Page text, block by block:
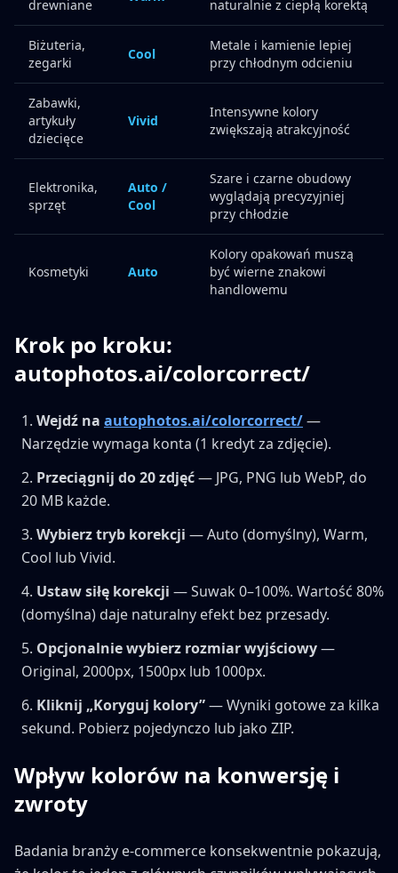
drewniane naturalnie z ciepłą korektą
Biżuteria,
zegarki
Cool
Metale i kamienie lepiej
przy chłodnym odcieniu
Zabawki,
artykuły
dziecięce
Vivid
Intensywne kolory
zwiększają atrakcyjność
Elektronika,
sprzęt
Auto /
Cool
Szare i czarne obudowy
wyglądają precyzyjniej
przy chłodzie
Kosmetyki Auto
Kolory opakowań muszą
być wierne znakowi
handlowemu
Krok po kroku:
autophotos.ai/colorcorrect/
Wejdź na autophotos.ai/colorcorrect/—
Narzędzie wymaga konta (1 kredyt za zdjęcie).
Przeciągnij do 20 zdjęć— JPG, PNG lub WebP, do
20 MB każde.
Wybierz tryb korekcji — Auto (domyślny), Warm,
Cool lub Vivid.
Ustaw siłę korekcji — Suwak 0–100%. Wartość 80%
(domyślna) daje naturalny efekt bez przesady.
Opcjonalnie wybierz rozmiar wyjściowy—
Original, 2000px, 1500px lub 1000px.
Kliknij „Koryguj kolory”— Wyniki gotowe za kilka
sekund. Pobierz pojedynczo lub jako ZIP.
Wpływ kolorów na konwersję i
zwroty
Badania branży e-commerce konsekwentnie pokazują,